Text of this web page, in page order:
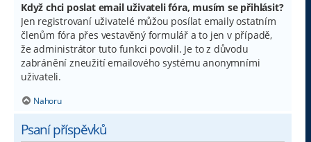
Když chci poslat email uživateli fóra, musím se přihlásit?
Jen registrovaní uživatelé můžou posílat emaily ostatním
členům fóra přes vestavěný formulář a to jen v případě,
že administrátor tuto funkci povolil. Je to z důvodu
zabránění zneužití emailového systému anonymními
uživateli.
Nahoru
Psaní příspěvků